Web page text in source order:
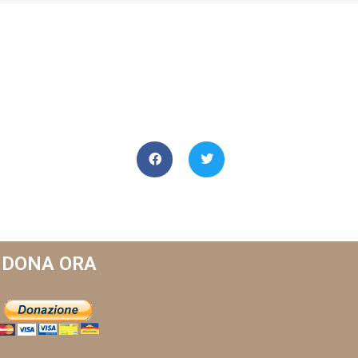
DONA ORA